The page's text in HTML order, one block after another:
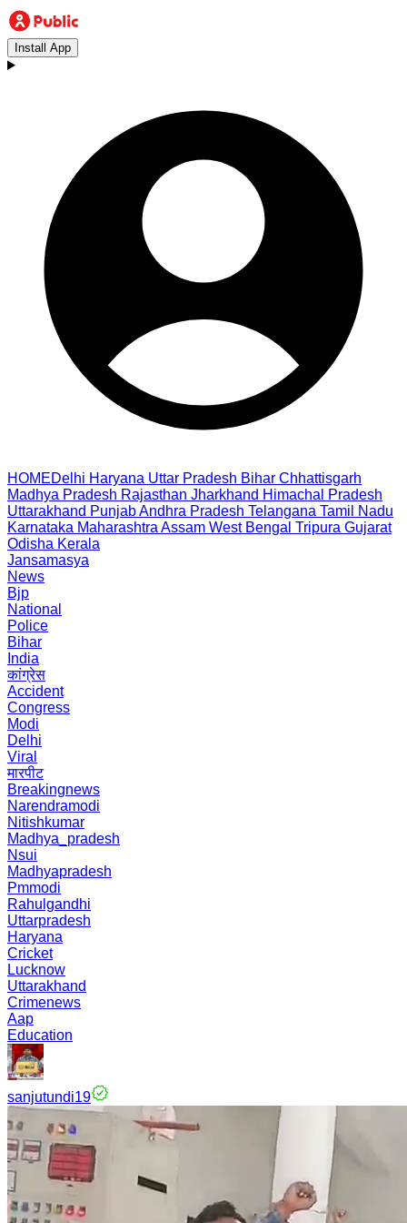
Install App
HOMEDelhi Haryana Uttar Pradesh Bihar Chhattisgarh
Madhya Pradesh Rajasthan Jharkhand Himachal Pradesh
Uttarakhand PunjabAndhra Pradesh Telangana Tamil Nadu
Karnataka Maharashtra Assam West Bengal Tripura Gujarat
Odisha Kerala
Jansamasya
News
Bjp
National
Police
Bihar
India
कांग्रेस
Accident
Congress
Modi
Delhi
Viral
मारपीट
Breakingnews
Narendramodi
Nitishkumar
Madhya_pradesh
Nsui
Madhyapradesh
Pmmodi
Rahulgandhi
Uttarpradesh
Haryana
Cricket
Lucknow
Uttarakhand
Crimenews
Aap
Education
sanjutundi19